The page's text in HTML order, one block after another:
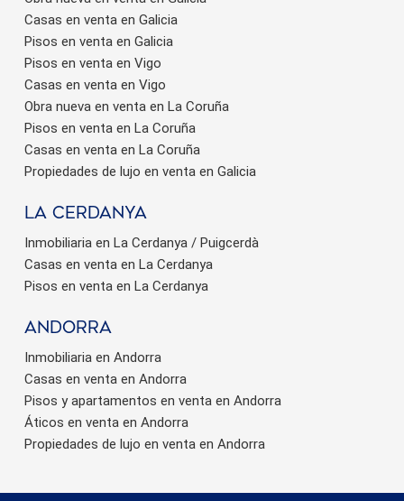
Casas en venta en Galicia
Pisos en venta en Galicia
Pisos en venta en Vigo
Casas en venta en Vigo
Obra nueva en venta en La Coruña
Pisos en venta en La Coruña
Casas en venta en La Coruña
Propiedades de lujo en venta en Galicia
La Cerdanya
Inmobiliaria en La Cerdanya / Puigcerdà
Casas en venta en La Cerdanya
Pisos en venta en La Cerdanya
Andorra
Inmobiliaria en Andorra
Casas en venta en Andorra
Pisos y apartamentos en venta en Andorra
Áticos en venta en Andorra
Propiedades de lujo en venta en Andorra